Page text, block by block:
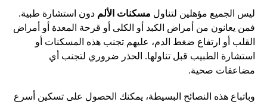
ليس الجميع مؤهلين لتناول مسكنات الألم دون استشارة طبية.
فمن يعانون من أمراض الكبد أو الكلى أو قرحة المعدة أو أمراض
القلب أو ارتفاع ضغط الدم، عليهم تجنب هذه المسكنات أو
استشارة الطبيب قبل تناولها. الحذر ضروري لتجنب أي
مضاعفات صحية.
وباتباع هذه النصائح البسيطة، يمكنك الحصول على تسكين أسرع